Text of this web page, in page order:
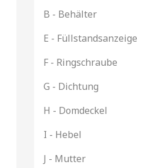
B - Behälter
E - Füllstandsanzeige
F - Ringschraube
G - Dichtung
H - Domdeckel
I - Hebel
J - Mutter